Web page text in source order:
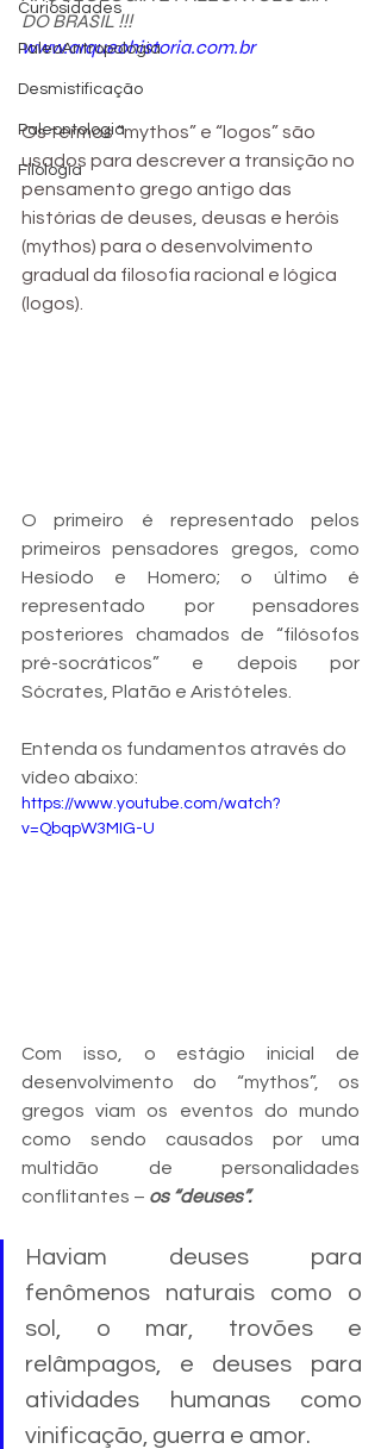
Curiosidades
PaleoAntropologia
Desmistificação
Paleontologia
Filologia
DO BRASIL !!!
www.arqueohistoria.com.br
Os termos “mythos” e “logos” são
usados ​​para descrever a transição no
pensamento grego antigo das
histórias de deuses, deusas e heróis
(mythos) para o desenvolvimento
gradual da filosofia racional e lógica
(logos).
O primeiro é representado pelos
primeiros pensadores gregos, como
Hesíodo e Homero; o último é
representado por pensadores
posteriores chamados de “filósofos
pré-socráticos” e depois por
Sócrates, Platão e Aristóteles.
Entenda os fundamentos através do
vídeo abaixo:
https://www.youtube.com/watch?
v=QbqpW3MIG-U
Com isso, o estágio inicial de
desenvolvimento do “mythos”, os
gregos viam os eventos do mundo
como sendo causados ​​por uma
multidão de personalidades
conflitantes – os “deuses”.
Haviam deuses para
fenômenos naturais como o
sol, o mar, trovões e
relâmpagos, e deuses para
atividades humanas como
vinificação, guerra e amor.